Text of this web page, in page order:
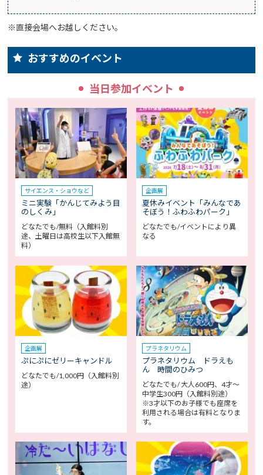
※直接会場へお越しください。
おすすめのイベント
当日参加イベント
サイエンス・ショウなど
ミニ実験「かんじてみよう目
のしくみ」
どなたでも/無料（入館料別
途、土曜日は高校生以下入館無
料）
企画展
夏休みイベント「みんなであ
そぼう！ふわふわパーク」
どなたでも/イベントにより異
なる
企画展
ぷにぷにゼリーキャンドル
どなたでも/1,000円（入館料別
途）
プラネタリウム
プラネタリウム ドラえも
ん 時間のひみつ
どなたでも/ 大人600円、4才～
中学生300円（入館料別途）
※3才以下のお子様でも座席を
利用される場合は有料となりま
す。